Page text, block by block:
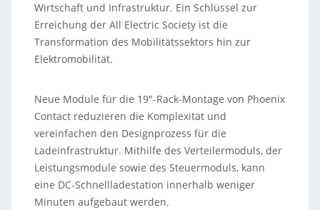
Wirtschaft und Infrastruktur. Ein Schlüssel zur
Erreichung der All Electric Society ist die
Transformation des Mobilitätssektors hin zur
Elektromobilität.
Neue Module für die 19″-Rack-Montage von Phoenix
Contact reduzieren die Komplexität und
vereinfachen den Designprozess für die
Ladeinfrastruktur. Mithilfe des Verteilermoduls, der
Leistungsmodule sowie des Steuermoduls, kann
eine DC-Schnellladestation innerhalb weniger
Minuten aufgebaut werden.